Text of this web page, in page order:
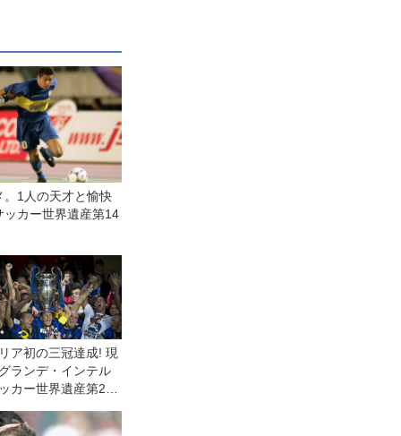
。1人の天才と愉快
カー世界遺産第14
ア初の三冠達成! 現
ランデ・インテル
カー世界遺産第26